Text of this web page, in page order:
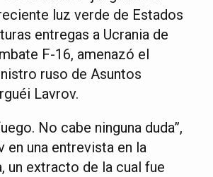
luz verde de Estados
entregas a Ucrania de
F-16, amenazó el
ruso de Asuntos
Lavrov.
No cabe ninguna duda”,
en una entrevista en la
un extracto de la cual fue